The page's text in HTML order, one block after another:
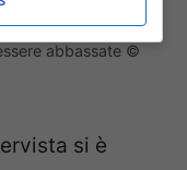
abbassate ©
si è